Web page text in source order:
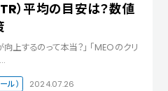
）平均の目安は？数値
上するのって本当？」 「MEOのクリ
ル） 2024.07.26